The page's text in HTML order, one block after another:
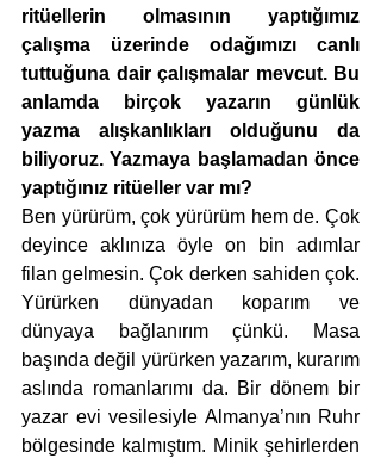
ritüellerin olmasının yaptığımız
çalışma üzerinde odağımızı canlı
tuttuğuna dair çalışmalar mevcut. Bu
anlamda birçok yazarın günlük
yazma alışkanlıkları olduğunu da
biliyoruz. Yazmaya başlamadan önce
yaptığınız ritüeller var mı?
Ben yürürüm, çok yürürüm hem de. Çok
deyince aklınıza öyle on bin adımlar
filan gelmesin. Çok derken sahiden çok.
Yürürken dünyadan koparım ve
dünyaya bağlanırım çünkü. Masa
başında değil yürürken yazarım, kurarım
aslında romanlarımı da. Bir dönem bir
yazar evi vesilesiyle Almanya’nın Ruhr
bölgesinde kalmıştım. Minik şehirlerden